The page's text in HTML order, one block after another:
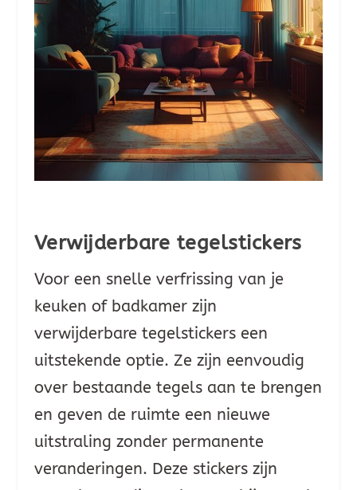
Verwijderbare tegelstickers
Voor een snelle verfrissing van je
keuken of badkamer zijn
verwijderbare tegelstickers een
uitstekende optie. Ze zijn eenvoudig
over bestaande tegels aan te brengen
en geven de ruimte een nieuwe
uitstraling zonder permanente
veranderingen. Deze stickers zijn